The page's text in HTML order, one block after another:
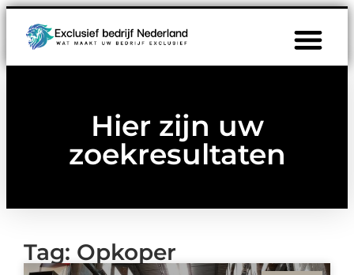
Hier zijn uw
zoekresultaten
Tag: Opkoper